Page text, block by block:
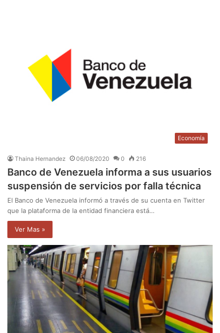
Economía
Thaina Hernandez 06/08/2020 0 216
Banco de Venezuela informa a sus usuarios
suspensión de servicios por falla técnica
El Banco de Venezuela informó a través de su cuenta en Twitter
que la plataforma de la entidad financiera está…
Ver Mas »